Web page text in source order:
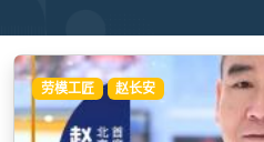
劳模工匠 赵长安